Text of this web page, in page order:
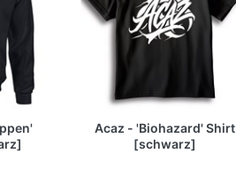
Acaz - 'Biohazard' Shirt
[schwarz]